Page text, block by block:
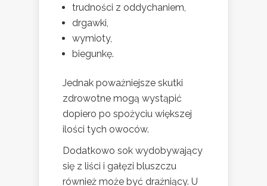
trudności z oddychaniem,
drgawki,
wymioty,
biegunkę.
Jednak poważniejsze skutki
zdrowotne mogą wystąpić
dopiero po spożyciu większej
ilości tych owoców.
Dodatkowo sok wydobywający
się z liści i gałęzi bluszczu
również może być drażniący. U